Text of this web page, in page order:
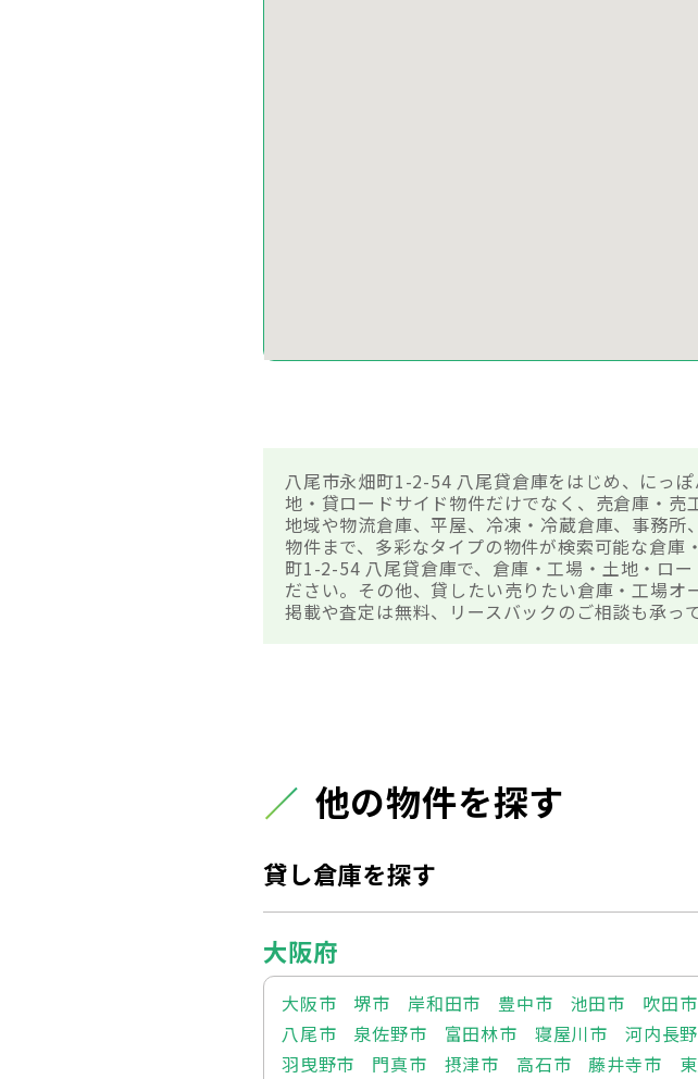
八尾市永畑町1-2-54 八尾貸倉庫をはじめ、にっ
地・貸ロードサイド物件だけでなく、売倉庫・
地域や物流倉庫、平屋、冷凍・冷蔵倉庫、事務
物件まで、多彩なタイプの物件が検索可能な倉
町1-2-54 八尾貸倉庫で、倉庫・工場・土地・ロ
ださい。その他、貸したい売りたい倉庫・工場
掲載や査定は無料、リースバックのご相談も承っ
他の物件を探す
貸し倉庫を探す
大阪府
大阪市 堺市 岸和田市 豊中市 池田市 吹田市
八尾市
泉佐野市 富田林市 寝屋川市 河内長
羽曳野市
門真市 摂津市 高石市 藤井寺市